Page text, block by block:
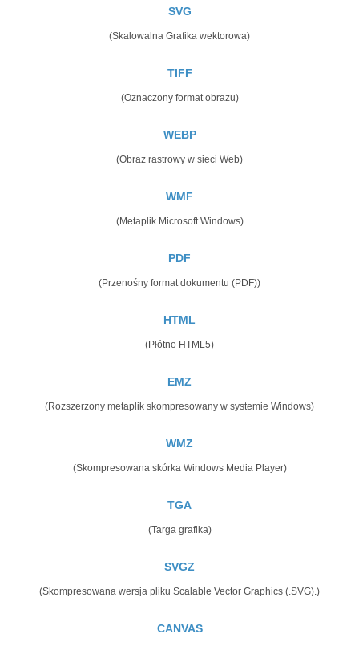
SVG
(Skalowalna Grafika wektorowa)
TIFF
(Oznaczony format obrazu)
WEBP
(Obraz rastrowy w sieci Web)
WMF
(Metaplik Microsoft Windows)
PDF
(Przenośny format dokumentu (PDF))
HTML
(Płótno HTML5)
EMZ
(Rozszerzony metaplik skompresowany w systemie Windows)
WMZ
(Skompresowana skórka Windows Media Player)
TGA
(Targa grafika)
SVGZ
(Skompresowana wersja pliku Scalable Vector Graphics (.SVG).)
CANVAS